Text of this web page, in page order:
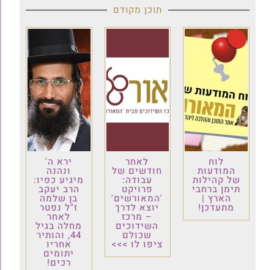
תוכן מקודם
לוח
המודעות
של קהילות
תימן ברחבי
הארץ |
מתעדכן!
לאחר
חודשים של
עבודה:
פרויקט
'המאורשים'
יוצא לדרך
– מרכז
השידוכים
שכולם
ציפו לו >>>
ירא ה'
ונהנה
מיגיע כפיו:
הרב יעקב
בן שלמה
ז"ל נפטר
לאחר
מחלה בגיל
44, והותיר
אחריו
יתומים
רכים!